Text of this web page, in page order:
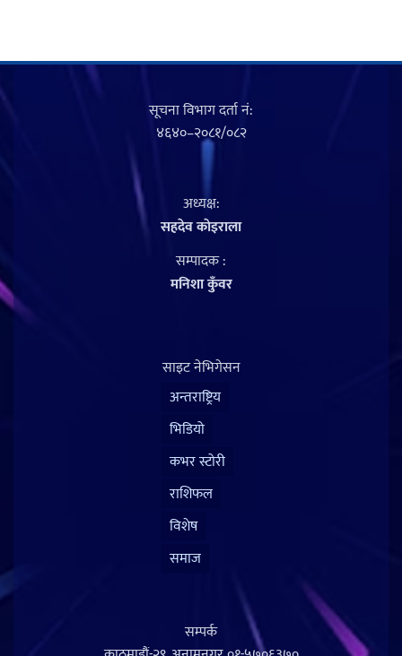
सूचना विभाग दर्ता नं‍:
४६४०–२०८१/०८२
अध्यक्ष:
सहदेव काेइराला
सम्पादक :
मनिशा कुँवर
साइट नेभिगेसन
अन्तराष्ट्रिय
भिडियो
कभर स्टोरी
राशिफल
विशेष
समाज
सम्पर्क